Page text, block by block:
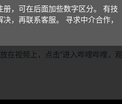
在视频上，点击“进入哔哩哔哩，观
，可在后面加些数字区分。 有技
，再联系客服。 寻求中介合作，